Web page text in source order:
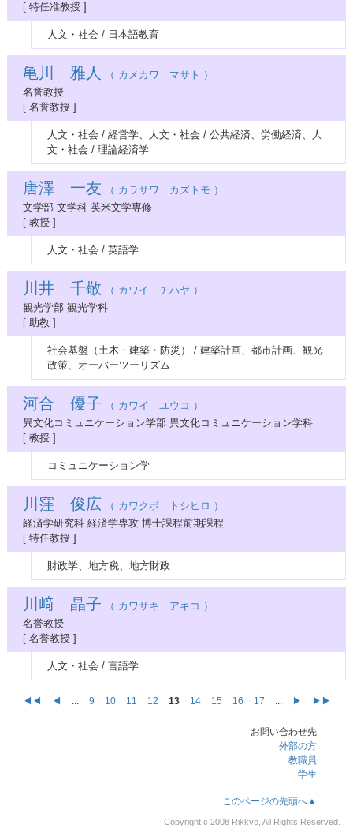
[ 特任准教授 ]
人文・社会 / 日本語教育
亀川 雅人
（ カメカワ マサト ）
名誉教授
[ 名誉教授 ]
人文・社会 / 経営学、人文・社会 / 公共経済、労働経済、人
文・社会 / 理論経済学
唐澤 一友 （ カラサワ カズトモ ）
文学部 文学科 英米文学専修
[ 教授 ]
人文・社会 / 英語学
川井 千敬 （ カワイ チハヤ ）
観光学部 観光学科
[ 助教 ]
社会基盤（土木・建築・防災） / 建築計画、都市計画、観光
政策、オーバーツーリズム
河合 優子 （ カワイ ユウコ ）
異文化コミュニケーション学部 異文化コミュニケーション学科
[ 教授 ]
コミュニケーション学
川窪 俊広 （ カワクボ トシヒロ ）
経済学研究科 経済学専攻 博士課程前期課程
[ 特任教授 ]
財政学、地方税、地方財政
川﨑 晶子 （ カワサキ アキコ ）
名誉教授
[ 名誉教授 ]
人文・社会 / 言語学
◀◀ ◀ ... 9 10 11 12 13 14 15 16 17 ... ▶ ▶▶
お問い合わせ先
外部の方
教職員
学生
このページの先頭へ▲
Copyright c 2008 Rikkyo, All Rights Reserved.